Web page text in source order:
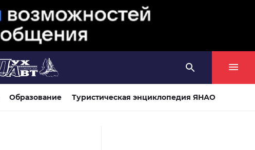
Образование Туристическая энциклопедия ЯНАО